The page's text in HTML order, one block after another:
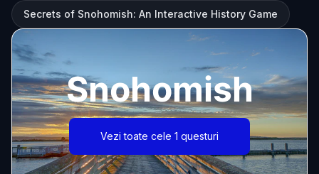
Secrets of Snohomish: An Interactive History Game
Snohomish
Vezi toate cele 1 questuri